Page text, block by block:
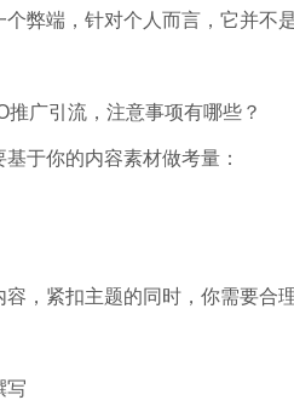
弊端，针对个人而言，它并不
推广引流，注意事项有哪些？
于你的内容素材做考量：
，紧扣主题的同时，你需要合
写